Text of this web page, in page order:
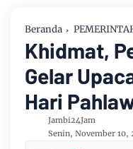
Beranda
Khidmat,
Gelar
Hari
Jambi24Jam
Senin, November 10,